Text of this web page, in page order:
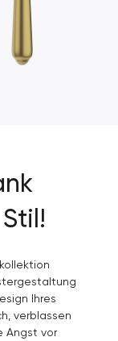
Ihres
verblassen
Angst vor